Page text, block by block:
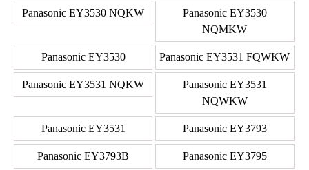
Panasonic EY3530 NQKW
Panasonic EY3530
NQMKW
Panasonic EY3530 Panasonic EY3531 FQWKW
Panasonic EY3531 NQKW
Panasonic EY3531
NQWKW
Panasonic EY3531 Panasonic EY3793
Panasonic EY3793B Panasonic EY3795